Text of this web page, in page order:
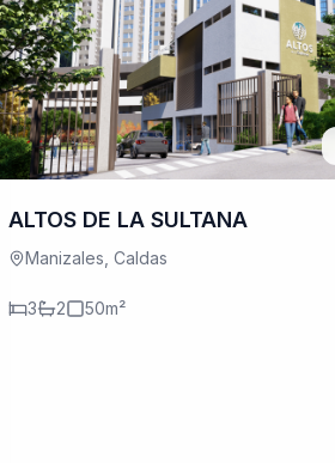
ALTOS DE LA SULTANA
Manizales, Caldas
3 2 50m²